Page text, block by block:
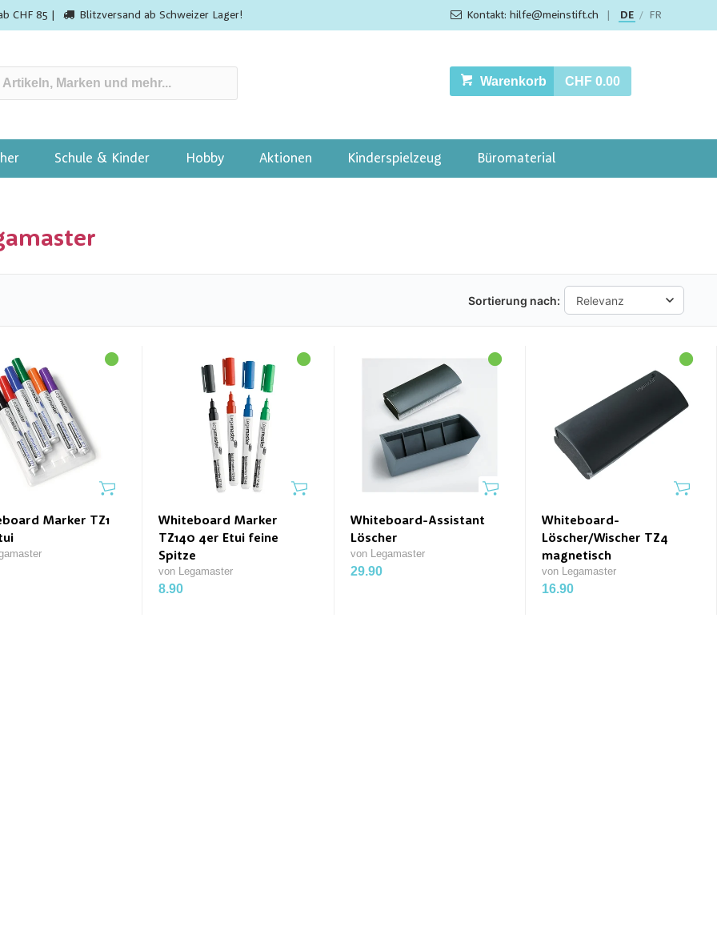
CHF 85 | Blitzversand ab Schweizer Lager! Kontakt: hilfe@meinstift.ch DE / FR
Warenkorb CHF 0.00
Schule & Kinder Hobby Aktionen Kinderspielzeug Büromaterial
Sortierung nach:
Marker TZ1
Whiteboard Marker
TZ140 4er Etui feine
Spitze
von Legamaster
8.90
Whiteboard-Assistant
Löscher
von Legamaster
29.90
Whiteboard-
Löscher/Wischer TZ4
magnetisch
von Legamaster
16.90